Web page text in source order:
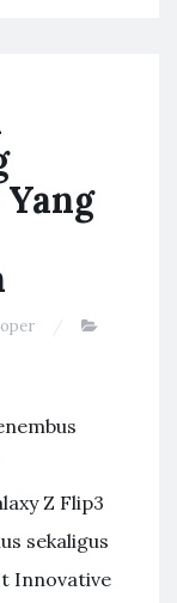
Z Flip3
sekaligus
Innovative